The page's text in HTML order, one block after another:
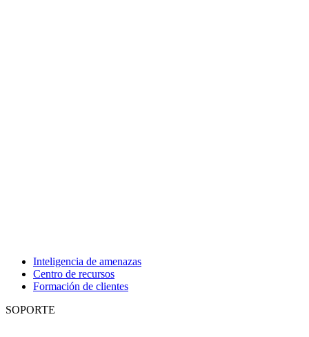
Inteligencia de amenazas
Centro de recursos
Formación de clientes
SOPORTE